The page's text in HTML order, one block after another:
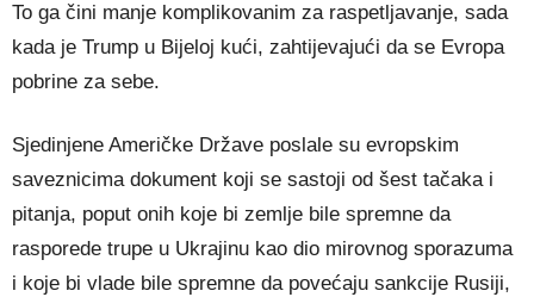
To ga čini manje komplikovanim za raspetljavanje, sada
kada je Trump u Bijeloj kući, zahtijevajući da se Evropa
pobrine za sebe.
Sjedinjene Američke Države poslale su evropskim
saveznicima dokument koji se sastoji od šest tačaka i
pitanja, poput onih koje bi zemlje bile spremne da
rasporede trupe u Ukrajinu kao dio mirovnog sporazuma
i koje bi vlade bile spremne da povećaju sankcije Rusiji,